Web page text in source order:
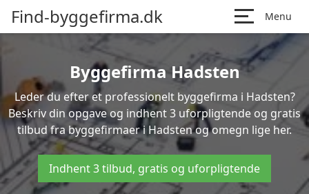
Find-byggefirma.dk Menu
Byggefirma Hadsten
Leder du efter et professionelt byggefirma i Hadsten?
Beskriv din opgave og indhent 3 uforpligtende og gratis
tilbud fra byggefirmaer i Hadsten og omegn lige her.
Indhent 3 tilbud, gratis og uforpligtende